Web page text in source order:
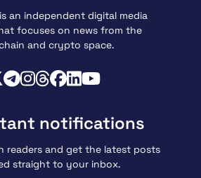
an independent digital media
focuses on news from the
and crypto space.
notifications
readers and get the latest posts
straight to your inbox.